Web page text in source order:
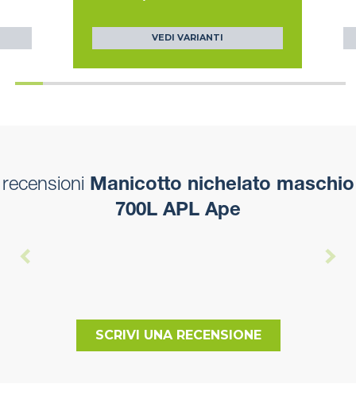
VEDI VARIANTI
recensioni Manicotto nichelato maschio
700L APL Ape
SCRIVI UNA RECENSIONE